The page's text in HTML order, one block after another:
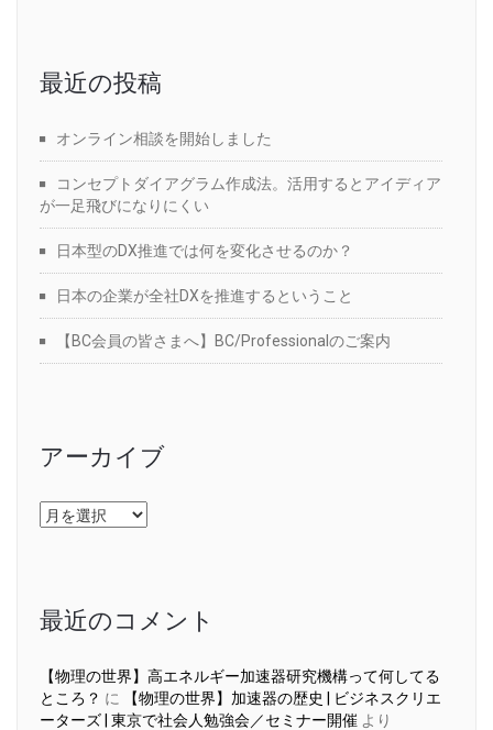
最近の投稿
オンライン相談を開始しました
コンセプトダイアグラム作成法。活用するとアイディア
が一足飛びになりにくい
日本型のDX推進では何を変化させるのか？
日本の企業が全社DXを推進するということ
【BC会員の皆さまへ】BC/Professionalのご案内
アーカイブ
ア
ー
最近のコメント
【物理の世界】高エネルギー加速器研究機構って何してる
ところ？ に
【物理の世界】加速器の歴史 | ビジネスクリエ
ーターズ | 東京で社会人勉強会／セミナー開催 より